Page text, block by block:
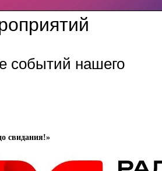
событий нашего
свидания!»